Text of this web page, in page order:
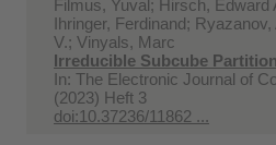
Filmus, Yuval; Hirsch, Edward
Ihringer, Ferdinand;
V.; Vinyals, Marc
Irreducible Subcube
In: The Electronic Journal of
(2023) Heft 3
doi:10.37236/11862 ...